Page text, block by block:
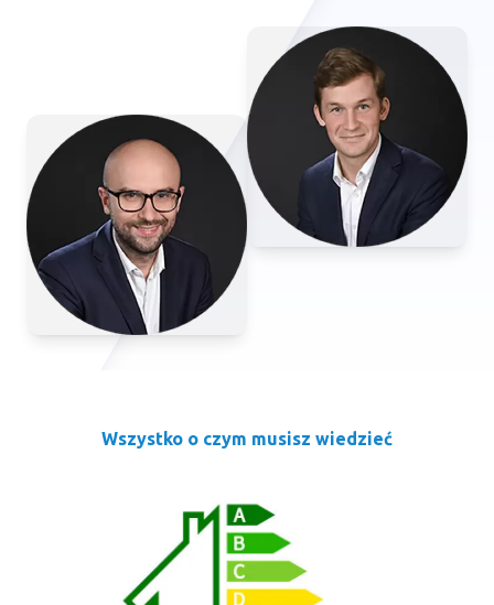
Wszystko o czym musisz wiedzieć